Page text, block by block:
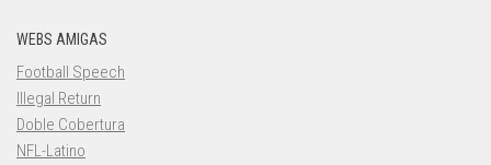
WEBS AMIGAS
Football Speech
Illegal Return
Doble Cobertura
NFL-Latino